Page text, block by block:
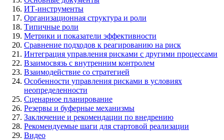
ИТ-инструменты
Организационная структура и роли
Типичные роли
Метрики и показатели эффективности
Сравнение подходов к реагированию на риск
Интеграция управления рисками с другими процессами
Взаимосвязь с внутренним контролем
Взаимодействие со стратегией
Особенности управления рисками в условиях
неопределенности
Сценарное планирование
Резервы и буферные механизмы
Заключение и рекомендации по внедрению
Рекомендуемые шаги для стартовой реализации
Видео